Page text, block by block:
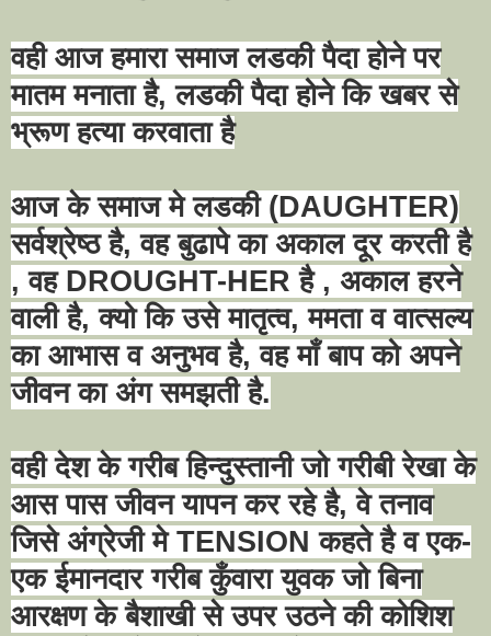
वही आज हमारा समाज लडकी पैदा होने पर
मातम मनाता है,लडकी पैदा होने कि खबर से
भ्रूण हत्या करवाता है
आज के समाज मे लडकी (DAUGHTER)
सर्वश्रेष्ठ है,वह बुढापे का अकाल दूर करती है
,वह DROUGHT-HERहै , अकाल हरने
वाली है,क्यो कि उसे मातृत्व,ममता व वात्सल्य
का आभास व अनुभव है,वह माँ बाप को अपने
जीवन का अंग समझती है.
वही देश के गरीब हिन्दुस्तानी जो गरीबी रेखा के
आस पास जीवन यापन कर रहे है,वे तनाव
जिसे अंग्रेजी मे TENSIONकहते है व एक-
एक ईमानदार गरीब कुँवारा युवक जो बिना
आरक्षण के बैशाखी से उपर उठने की कोशिश